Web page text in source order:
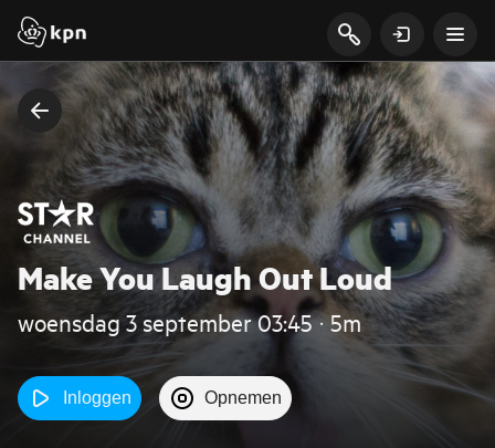
Make You Laugh Out Loud
woensdag 3 september 03:45 ‧ 5m
Inloggen Opnemen